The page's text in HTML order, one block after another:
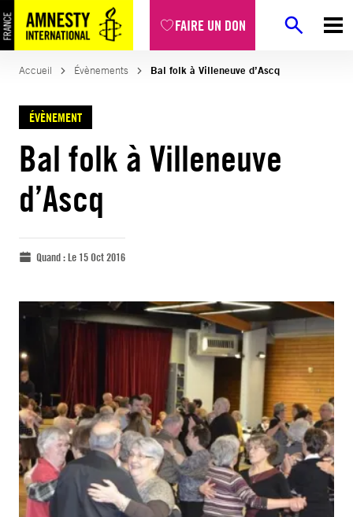
FAIRE UN DON
Accueil Évènements Bal folk à Villeneuve d’Ascq
ÉVÈNEMENT
Bal folk à Villeneuve
d’Ascq
Quand :Le 15 Oct 2016